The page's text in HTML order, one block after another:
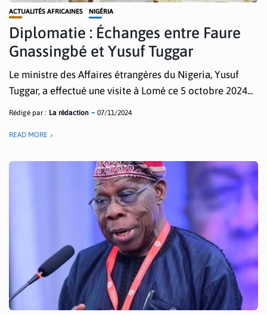
ACTUALITÉS AFRICAINES NIGÉRIA
Diplomatie : Échanges entre Faure
Gnassingbé et Yusuf Tuggar
Le ministre des Affaires étrangères du Nigeria, Yusuf
Tuggar, a effectué une visite à Lomé ce 5 octobre 2024...
Rédigé par : La rédaction 07/11/2024
READ MORE